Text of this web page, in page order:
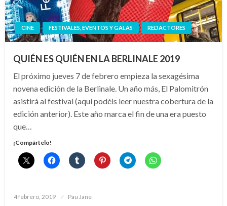
CINE FESTIVALES, EVENTOS Y GALAS REDACTORES
QUIÉN ES QUIÉN EN LA BERLINALE 2019
El próximo jueves 7 de febrero empieza la sexagésima
novena edición de la Berlinale. Un año más, El Palomitrón
asistirá al festival (aquí podéis leer nuestra cobertura de la
edición anterior). Este año marca el fin de una era puesto
que…
¡Compártelo!
Publicado
4 febrero, 2019 Pau Jane